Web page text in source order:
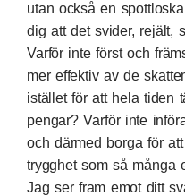
utan också en
dig att det svider, rejält,
Varför inte först och
mer effektiv av de
istället för att hela tiden
pengar? Varför inte
och därmed borga för
trygghet som så många
Jag ser fram emot ditt